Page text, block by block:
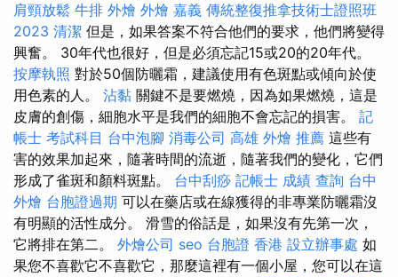
肩頸放鬆 牛排 外燴 外燴 嘉義 傳統整復推拿技術士證照班
2023 清潔 但是，如果答案不符合他們的要求，他們將變得
興奮。 30年代也很好，但是必須忘記15或20的20年代。
按摩執照 對於50個防曬霜，建議使用有色斑點或傾向於使
用色素的人。 沾黏 關鍵不是要燃燒，因為如果燃燒，這是
皮膚的創傷，細胞水平是我們的細胞不會忘記的損害。 記
帳士 考試科目 台中泡腳 消毒公司 高雄 外燴 推薦 這些有
害的效果加起來，隨著時間的流逝，隨著我們的變化，它們
形成了雀斑和顏料斑點。 台中刮痧 記帳士 成績 查詢 台中
外燴 台胞證過期 可以在藥店或在線獲得的非專業防曬霜沒
有明顯的活性成分。 滑雪的俗話是，如果沒有先第一次，
它將排在第二。 外燴公司 seo 台胞證 香港 設立辦事處 如
果您不喜歡它不喜歡它，那麼這裡有一個小屋，您可以在這